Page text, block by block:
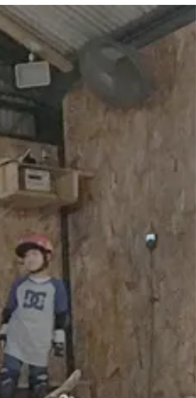
先日も急遽、イチゴが苦手な世界チャンピオ
「四十住さくら（よそずみ さくら）」さん、
頭が苦手なアジアンチャンピオン「伊佐風椰
（いさ かや）」さんが来てくれるとの事で「
ャンピオンと滑る会」を開催することができ